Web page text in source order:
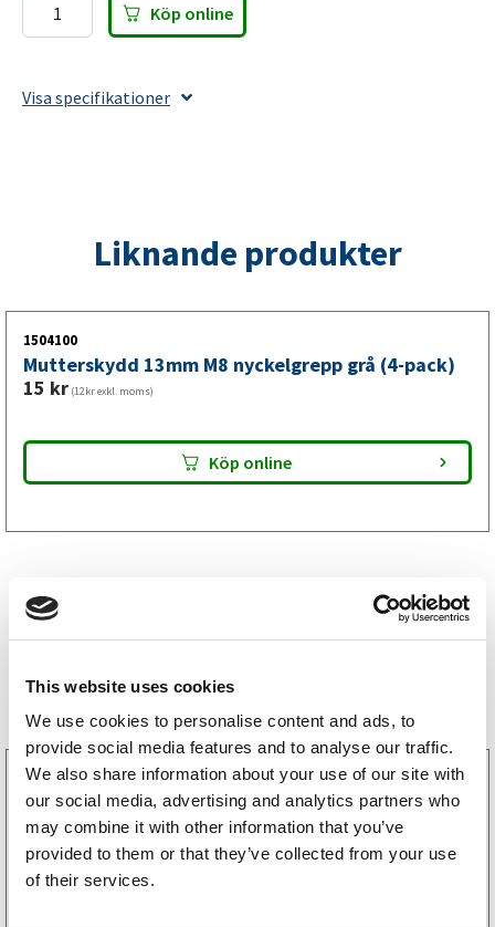
This website uses cookies
We use cookies to personalise content and ads, to
provide social media features and to analyse our traffic.
We also share information about your use of our site with
our social media, advertising and analytics partners who
may combine it with other information that you’ve
provided to them or that they’ve collected from your use
of their services.
Sexkantsbult
10.9
985
och
mängd
Köp online
Visa specifikationer
Liknande produkter
1504100
Mutterskydd 13mm M8 nyckelgrepp grå (4-pack)
15 kr (12kr exkl. moms)
Köp online
Storsäljare
3160052
LGF Skylt Självhäftande
238 kr(190kr exkl. moms)
Köp online